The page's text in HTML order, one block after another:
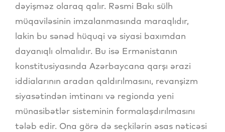
dəyişməz olaraq qalır. Rəsmi Bakı sülh
müqaviləsinin imzalanmasında maraqlıdır,
lakin bu sənəd hüquqi və siyasi baxımdan
dayanıqlı olmalıdır. Bu isə Ermənistanın
konstitusiyasında Azərbaycana qarşı ərazi
iddialarının aradan qaldırılmasını, revanşizm
siyasətindən imtinanı və regionda yeni
münasibətlər sisteminin formalaşdırılmasını
tələb edir. Ona görə də seçkilərin əsas nəticəsi